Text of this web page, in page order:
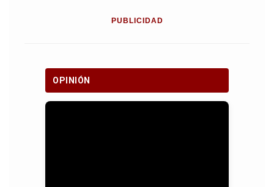
PUBLICIDAD
OPINIÓN